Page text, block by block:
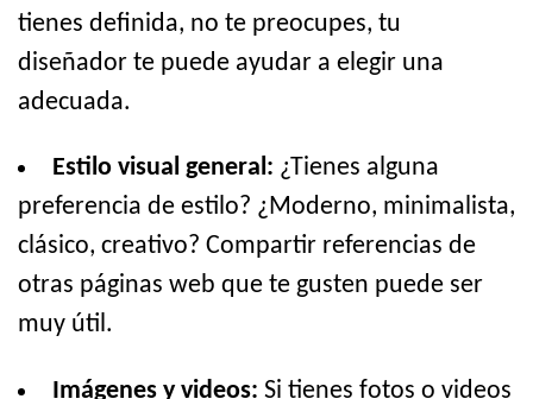
tienes definida, no te preocupes, tu
diseñador te puede ayudar a elegir una
adecuada.
Estilo visual general: ¿Tienes alguna
preferencia de estilo? ¿Moderno, minimalista,
clásico, creativo? Compartir referencias de
otras páginas web que te gusten puede ser
muy útil.
Imágenes y videos: Si tienes fotos o videos